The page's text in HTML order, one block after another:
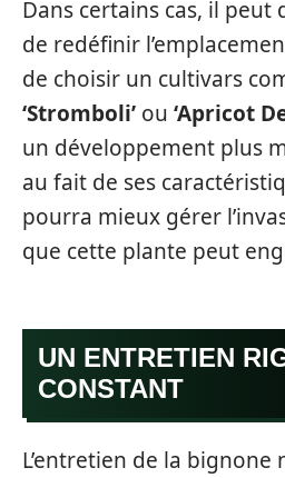
Dans certains cas, il peut
de redéfinir
de choisir un cultivars
‘Stromboli’ ou ‘Apricot
un développement plus
au fait de ses
pourra mieux gérer
que cette plante peut
UN ENTRETIEN
CONSTANT
L’entretien de la bignone